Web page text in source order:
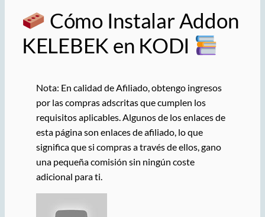
Cómo Instalar Addon
KELEBEK en KODI
Nota: En calidad de Afiliado, obtengo ingresos
por las compras adscritas que cumplen los
requisitos aplicables. Algunos de los enlaces de
esta página son enlaces de afiliado, lo que
significa que si compras a través de ellos, gano
una pequeña comisión sin ningún coste
adicional para ti.